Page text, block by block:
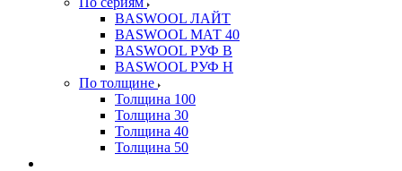
BASWOOL ЛАЙТ
BASWOOL МАТ 40
BASWOOL РУФ В
BASWOOL РУФ Н
По толщине
Толщина 100
Толщина 30
Толщина 40
Толщина 50